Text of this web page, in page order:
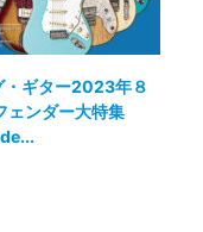
・ギター2023年８
ェンダー大特集